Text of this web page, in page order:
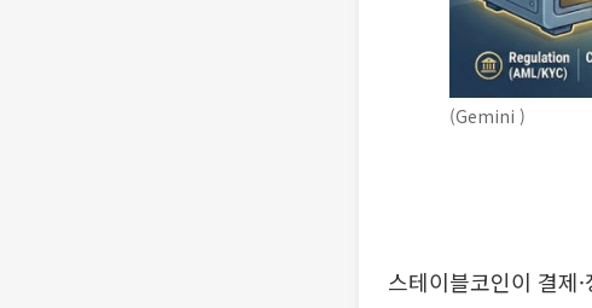
(Gemini )
스테이블코인이 결제